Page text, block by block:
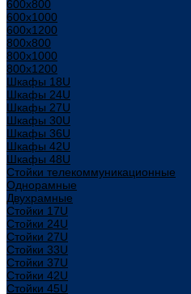
600x800
600х1000
600х1200
800x800
800х1000
800х1200
Шкафы 18U
Шкафы 24U
Шкафы 27U
Шкафы 30U
Шкафы 36U
Шкафы 42U
Шкафы 48U
Стойки телекоммуникационные
Однорамные
Двухрамные
Стойки 17U
Стойки 24U
Стойки 27U
Стойки 33U
Стойки 37U
Стойки 42U
Стойки 45U